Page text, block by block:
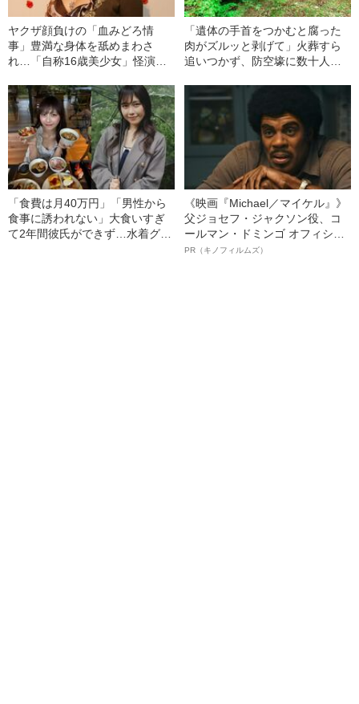
ヤクザ顔負けの「血みどろ情
事」豊満な身体を舐めまわさ
れ…「自称16歳美少女」怪演
ぎる“熟れ方”
「遺体の手首をつかむと腐った
肉がズルッと剥げて」火葬すら
追いつかず、防空壕に数十人
た少年兵が明かした“過酷すぎる
任務”とは
「食費は月40万円」「男性から
食事に誘われない」大食いすぎ
て2年間彼氏ができず…水着グラ
《映画『Michael／マイケル』》
父ジョセフ・ジャクソン役、コ
ールマン・ドミンゴ オフィシャ
ルインタビュー“観客を魅了した
PR（キノフィルムズ）